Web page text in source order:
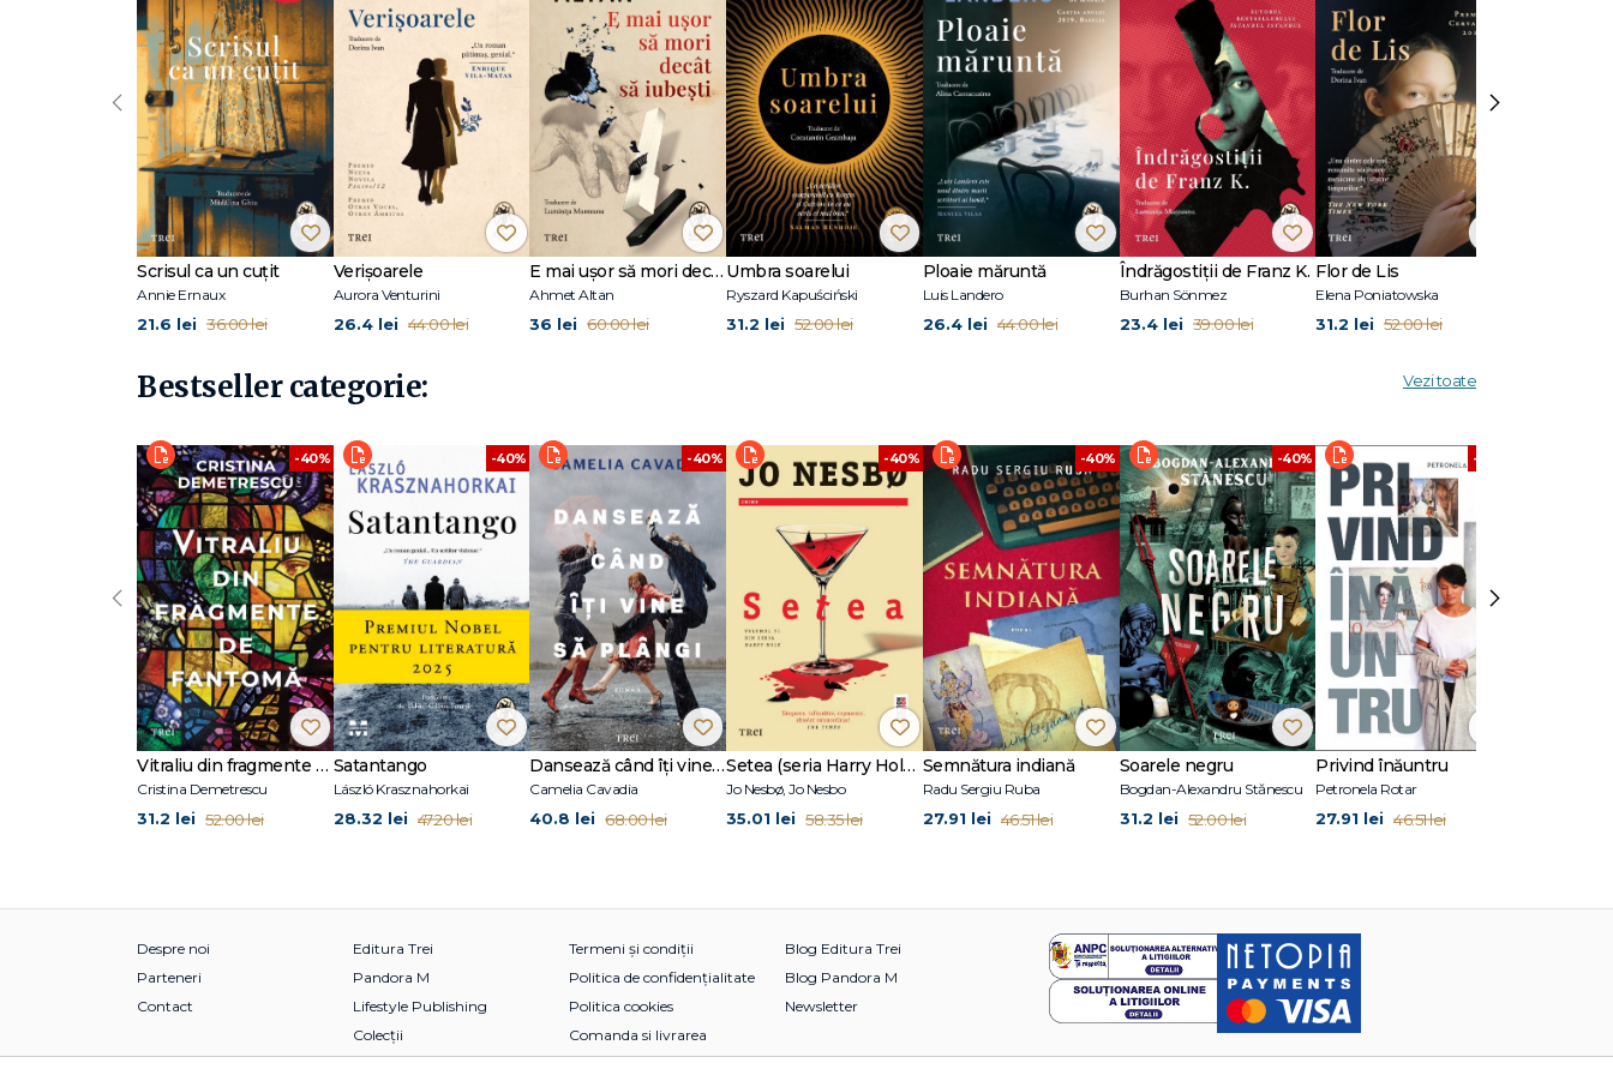
„Eva Baltasar ne propune o versiune a maternității care se ferește să-și asume această etichetă. E mai degrabă o aproximare care ne cere
să ne distanțăm de limbajul primit de-a gata. Și poate că nici nu ar trebui să aibă un nume; poate că unele lucruri – ca dragostea – sunt greu
de definit pentru că așa și trebuie să fie.“ - The New York Times
„Un roman scurt și visceral, care își ia forța din estomparea subversivă a intuițiilor curente despre maternitate și din fluidizarea rolurilor de
gen în relațiile de familie.“ - Publishers Weekly
Născută în 1978 la Barcelona, Eva Baltasar s-a impus mai întâi ca poetă, scriind între 2008 și 2017 nu mai puțin de zece volume de versuri,
recompensate cu numeroase premii naționale. În anul următor începe să publice o serie de scurte romane despre corporalitate,
lesbianism și maternitate, care o propulsează în scurt timp pe scena internațională. Primul dintre acestea, Permagel (2018), s-a aflflat pe lista
scurtă a Prix Médicis étranger în 2020. A fost urmat de Boulder (2020), distins cu Premiul Òmnium pentru cel mai bun roman catalan al
anului, și de Mamut (2022). Eva Baltasar trăiește cu soția și cele două fiice într-un mic sat din Catalonia.
Scrisul ca un cuțit
Annie Ernaux
21.6 lei 36.00 lei
Verișoarele
Aurora Venturini
26.4 lei 44.00 lei
E mai ușor să mori decât să iubești (seria Cvartetul Otoman, vol.3)
Ahmet Altan
36 lei 60.00 lei
Umbra soarelui
Ryszard Kapuściński
31.2 lei 52.00 lei
Ploaie măruntă
Luis Landero
26.4 lei 44.00 lei
Îndrăgostiții de Franz K.
Burhan Sönmez
23.4 lei 39.00 lei
Flor de Lis
Elena Poniatowska
31.2 lei 52.00 lei
‹ ›
Bestseller categorie: Vezi toate
-40%
Vitraliu din fragmente de fantomă
Cristina Demetrescu
31.2 lei 52.00 lei
-40%
Satantango
László Krasznahorkai
28.32 lei 47.20 lei
-40%
Dansează când îți vine să plângi
Camelia Cavadia
40.8 lei 68.00 lei
-40%
Setea (seria Harry Hole, vol. 11)
Jo Nesbø, Jo Nesbo
35.01 lei 58.35 lei
-40%
Semnătura indiană
Radu Sergiu Ruba
27.91 lei 46.51 lei
-40%
Soarele negru
Bogdan-Alexandru Stănescu
31.2 lei 52.00 lei
-40%
Privind înăuntru
Petronela Rotar
27.91 lei 46.51 lei
‹ ›
Despre noi
Parteneri
Contact
Editura Trei
Pandora M
Lifestyle Publishing
Colecții
Termeni și condiții
Politica de confidențialitate
Politica cookies
Comanda si livrarea
Blog Editura Trei
Blog Pandora M
Newsletter